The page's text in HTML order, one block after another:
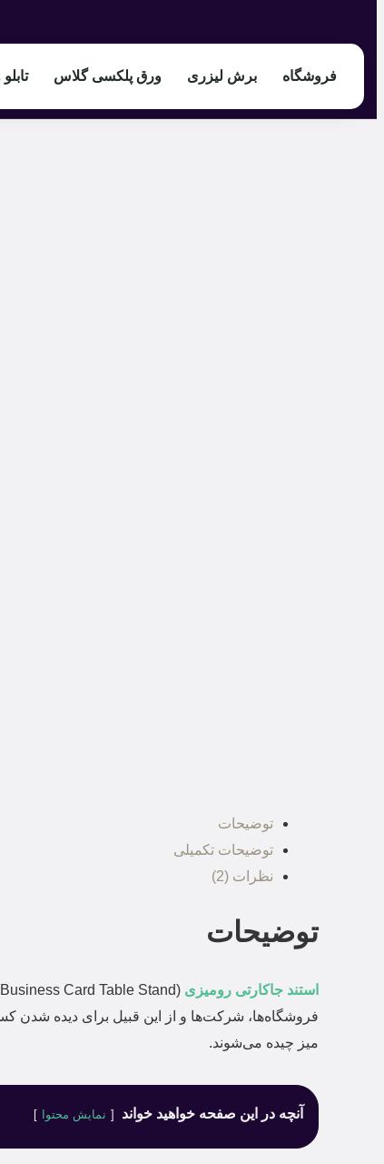
فروشگاه برش لیزری ورق پلکسی گلاس
توضیحات
توضیحات تکمیلی
نظرات (2)
توضیحات
استند جاکارتی رومیزی
فروشگاه‌ها، شرکت‌ها و از این قبیل برای دیده شدن
میز چیده می‌شوند.
آنچه در این صفحه خواهید خواند نمایش محتوا